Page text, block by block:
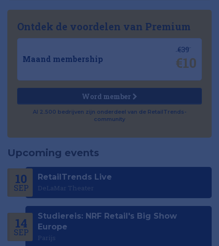
Ontdek de voordelen van Premium
Maand membership
€39
€10
Word member
Al 2.500 bedrijven zijn onderdeel van de RetailTrends-
community
Upcoming events
10
SEP
RetailTrends Live
DeLaMar Theater
14
SEP
Studiereis: NRF Retail's Big Show
Europe
Parijs